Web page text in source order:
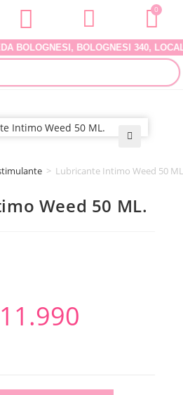
0
BOLOGNESI 340,
> Lubricante Intimo Weed 50
Weed 50 ML.
11.990